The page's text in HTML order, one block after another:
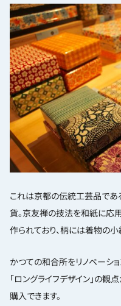
これは京都の伝統工芸品であ
貨。京友禅の技法を和紙に応
作られており、柄には着物の
かつての和合所をリノベーシ
「ロングライフデザイン」の
購入できます。